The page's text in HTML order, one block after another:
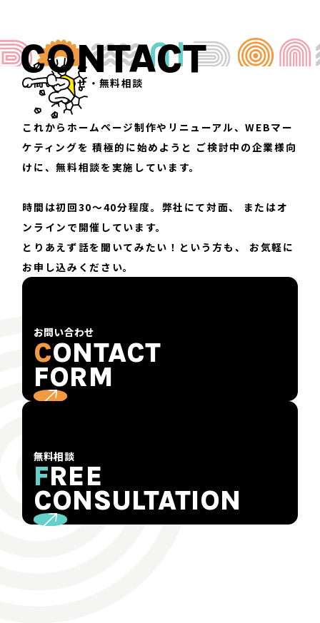
CONTACT
お問い合わせ・無料相談
これからホームページ制作やリニューアル、WEBマー
ケティングを 積極的に始めようと ご検討中の企業様向
けに、無料相談を実施しています。
時間は初回30〜40分程度。弊社にて対面、
またはオ
ンラインで開催しています。
とりあえず話を聞いてみたい！という方も、
お気軽に
お申し込みください。
お問い合わせ
CONTACT
FORM
無料相談
FREE
CONSULTATION